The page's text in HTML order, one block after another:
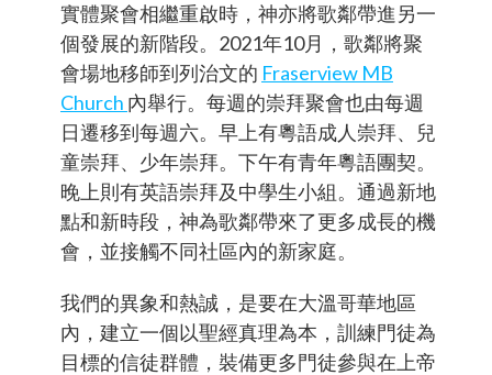
實體聚會相繼重啟時，神亦將歌鄰帶進另一
個發展的新階段。2021年10月，歌鄰將聚
會場地移師到列治文的 Fraserview MB
Church 內舉行。每週的崇拜聚會也由每週
日遷移到每週六。早上有粵語成人崇拜、兒
童崇拜、少年崇拜。下午有青年粵語團契。
晚上則有英語崇拜及中學生小組。通過新地
點和新時段，神為歌鄰帶來了更多成長的機
會，並接觸不同社區內的新家庭。
我們的異象和熱誠，是要在大溫哥華地區
內，建立一個以聖經真理為本，訓練門徒為
目標的信徒群體，裝備更多門徒參與在上帝